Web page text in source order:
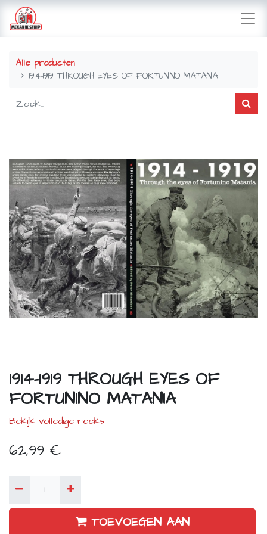
Alle producten
1914-1919 THROUGH EYES OF FORTUNINO MATANIA
1914-1919 THROUGH EYES OF
FORTUNINO MATANIA
Bekijk volledige reeks
62,99 €
TOEVOEGEN AAN